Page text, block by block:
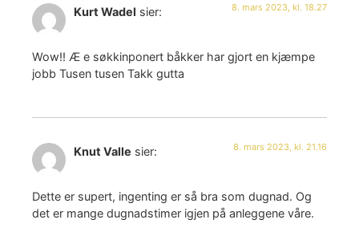
Kurt Wadel sier: 8. mars 2023, kl. 18.27
Wow!! Æ e søkkinponert båkker har gjort en kjæmpe
jobb Tusen tusen Takk gutta
Knut Valle sier: 8. mars 2023, kl. 21.16
Dette er supert, ingenting er så bra som dugnad. Og
det er mange dugnadstimer igjen på anleggene våre.